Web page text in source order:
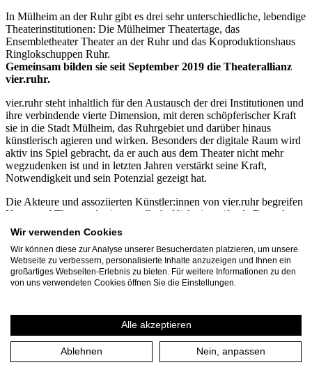
In Mülheim an der Ruhr gibt es drei sehr unterschiedliche, lebendige
Theaterinstitutionen: Die Mülheimer Theatertage, das
Ensembletheater Theater an der Ruhr und das Koproduktionshaus
Ringlokschuppen Ruhr.
Gemeinsam bilden sie seit September 2019 die Theaterallianz
vier.ruhr.
vier.ruhr steht inhaltlich für den Austausch der drei Institutionen und
ihre verbindende vierte Dimension, mit deren schöpferischer Kraft
sie in die Stadt Mülheim, das Ruhrgebiet und darüber hinaus
künstlerisch agieren und wirken. Besonders der digitale Raum wird
aktiv ins Spiel gebracht, da er auch aus dem Theater nicht mehr
wegzudenken ist und in letzten Jahren verstärkt seine Kraft,
Notwendigkeit und sein Potenzial gezeigt hat.
Die Akteure und assoziierten Künstler:innen von vier.ruhr begreifen
Kunst und Theater als eine gesellschaftlich eingreifende Form der
Kommunikation. Mit innovativen Formaten, Projekten und
Kooperationen haben sie sich gemeinsam auf den Weg gemacht,
Strategien der Zusammenarbeit zu (er)finden, um den Austausch
untereinander und zwischen Theater, Stadt und Gesellschaft zu
stärken. Durch die organischen Begegnungen in der vier.zentrale in
der Stadtmitte von Mülheim kommen Menschen ins Gespräch und
befinden sich im dynamischen Wandel und vier.ruhr gestaltet aktiv
Mehr Informationen
vier.ruhr
Wir verwenden Cookies
Wir können diese zur Analyse unserer Besucherdaten platzieren, um unsere
Webseite zu verbessern, personalisierte Inhalte anzuzeigen und Ihnen ein
großartiges Webseiten-Erlebnis zu bieten. Für weitere Informationen zu den
von uns verwendeten Cookies öffnen Sie die Einstellungen.
Alle akzeptieren
Ablehnen Nein, anpassen